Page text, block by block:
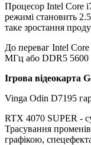
Процесор Intel Core
режимі становить
таке зростання
До переваг Intel
МГц або DDR5
Ігрова відеокарта
Vinga Odin D7195
RTX 4070 SUPER -
Трасування
графікою,